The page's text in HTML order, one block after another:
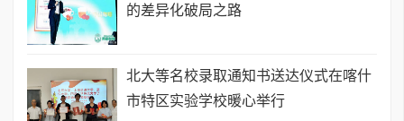
的差异化破局之路
北大等名校录取通知书送达仪式在喀什
市特区实验学校暖心举行